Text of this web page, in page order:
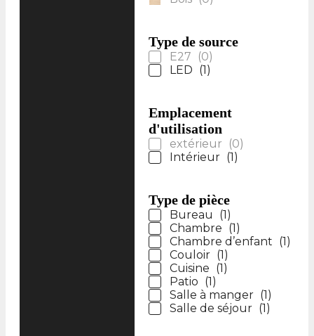
Type de source
E27 (0)
LED (1)
Emplacement
d'utilisation
extérieur (0)
Intérieur (1)
Type de pièce
Bureau (1)
Chambre (1)
Chambre d’enfant (1)
Couloir (1)
Cuisine (1)
Patio (1)
Salle à manger (1)
Salle de séjour (1)